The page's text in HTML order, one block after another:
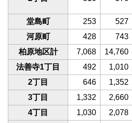
堂島町 253 527
河原町
428 743
柏原地区計
7,068 14,760
法善寺1丁目
492 1,010
2丁目
646 1,352
3丁目
1,332 2,660
4丁目
1,030 2,078